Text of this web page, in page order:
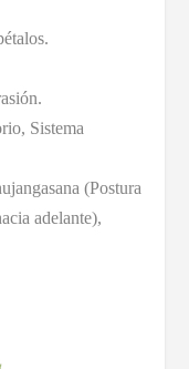
Sistema
(Postura
adelante),